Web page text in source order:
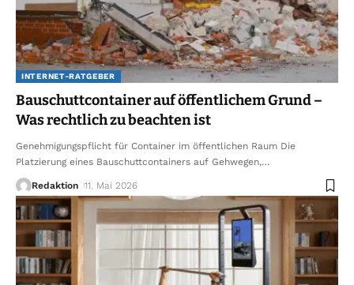
INTERNET-RATGEBER
Bauschuttcontainer auf öffentlichem Grund –
Was rechtlich zu beachten ist
Genehmigungspflicht für Container im öffentlichen Raum Die
Platzierung eines Bauschuttcontainers auf Gehwegen,…
Redaktion 11. Mai 2026